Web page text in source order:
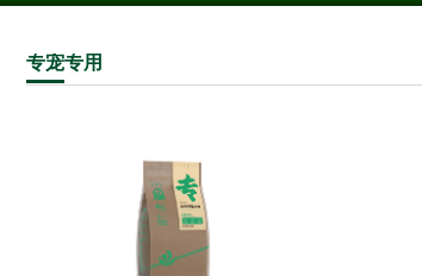
专宠专用